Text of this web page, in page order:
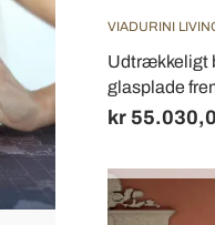
VIADURINI
Udtrækkeligt
glasplade
kr